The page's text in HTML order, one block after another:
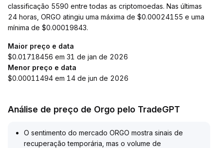
classificação 5590 entre todas as criptomoedas. Nas últimas
24 horas, ORGO atingiu uma máxima de $0.00024155 e uma
mínima de $0.00019843.
Maior preço e data
$0.01718456 em 31 de jan de 2026
Menor preço e data
$0.00011494 em 14 de jun de 2026
Análise de preço de Orgo pelo TradeGPT
O sentimento do mercado ORGO mostra sinais de
recuperação temporária, mas o volume de